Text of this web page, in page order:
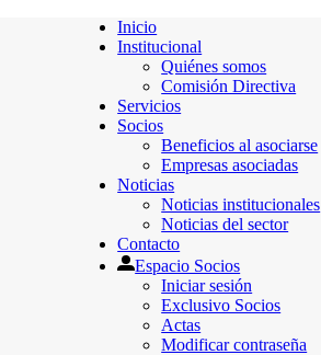
Inicio
Institucional
Quiénes somos
Comisión Directiva
Servicios
Socios
Beneficios al asociarse
Empresas asociadas
Noticias
Noticias institucionales
Noticias del sector
Contacto
Espacio Socios
Iniciar sesión
Exclusivo Socios
Actas
Modificar contraseña